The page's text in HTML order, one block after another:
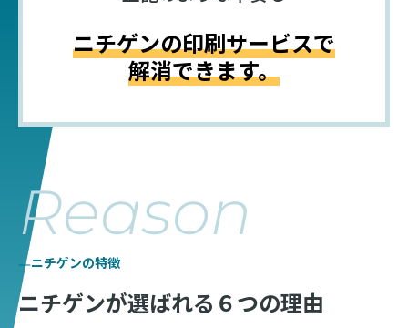
ニチゲンの印刷サービスで
解消できます。
Reason
ニチゲンの特徴
ニチゲンが選ばれる ６つの理由